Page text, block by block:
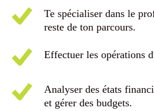
Te spécialiser dans le
reste de ton parcours.
Effectuer les opérations
Analyser des états
et gérer des budgets.